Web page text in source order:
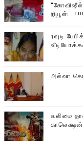
நியூஸ்….!!!!
ரவுடி
அல்வா
வலிமை
காலெக்ஷன்